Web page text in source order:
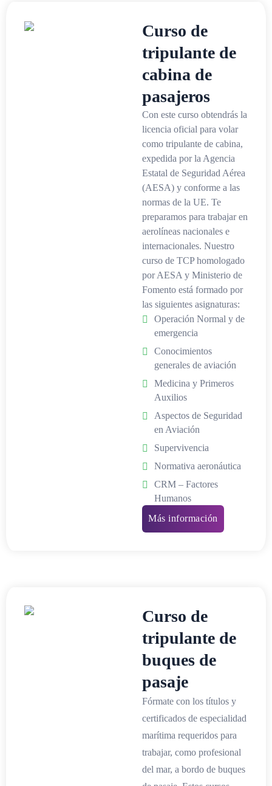
Curso de
tripulante de
cabina de
pasajeros
Con este curso obtendrás la
licencia oficial para volar
como tripulante de cabina,
expedida por la Agencia
Estatal de Seguridad Aérea
(AESA) y conforme a las
normas de la UE. Te
preparamos para trabajar en
aerolíneas nacionales e
internacionales. Nuestro
curso de TCP homologado
por AESA y Ministerio de
Fomento está formado por
las siguientes asignaturas:
Operación Normal y de
emergencia
Conocimientos
generales de aviación
Medicina y Primeros
Auxilios
Aspectos de Seguridad
en Aviación
Supervivencia
Normativa aeronáutica
CRM – Factores
Humanos
Más información
Curso de
tripulante de
buques de
pasaje
Fórmate con los títulos y
certificados de especialidad
marítima requeridos para
trabajar, como profesional
del mar, a bordo de buques